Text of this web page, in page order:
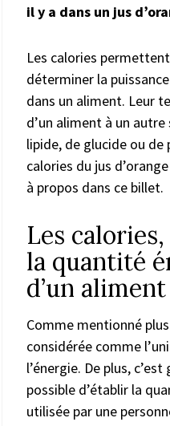
il y a dans un jus
Les calories
déterminer la
dans un aliment. Leur
d’un aliment à un autre
lipide, de glucide ou de
calories du jus
à propos dans ce billet.
Les
la quantité
d’un aliment
Comme mentionné
considérée comme
l’énergie. De plus,
possible d’établir la
utilisée par une